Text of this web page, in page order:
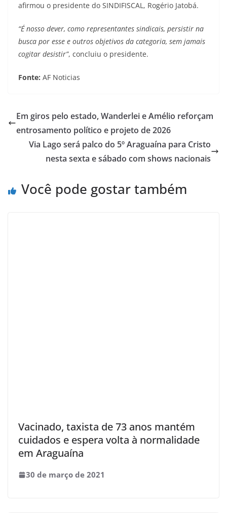
afirmou o presidente do SINDIFISCAL, Rogério Jatobá.
“É nosso dever, como representantes sindicais, persistir na
busca por esse e outros objetivos da categoria, sem jamais
cogitar desistir”, concluiu o presidente.
Fonte: AF Noticias
Em giros pelo estado, Wanderlei e Amélio reforçam
entrosamento político e projeto de 2026
Via Lago será palco do 5º Araguaína para Cristo
nesta sexta e sábado com shows nacionais
Você pode gostar também
Vacinado, taxista de 73 anos mantém
cuidados e espera volta à normalidade
em Araguaína
30 de março de 2021